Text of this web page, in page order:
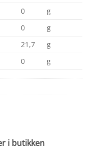
0
g
0
g
21,7
g
0 g
i butikken